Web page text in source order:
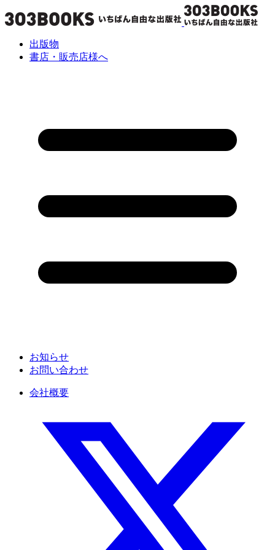
出版物
書店・販売店様へ
お知らせ
お問い合わせ
会社概要